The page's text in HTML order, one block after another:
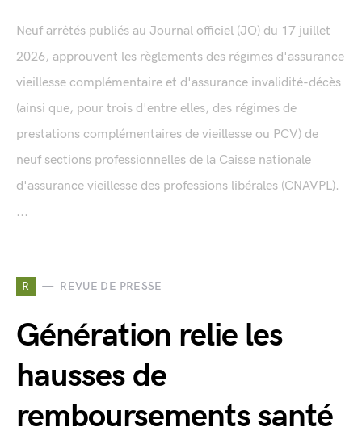
Neuf arrêtés publiés au Journal officiel (JO) du 17 juillet
2026, approuvent les règlements des régimes d'assurance
vieillesse complémentaire et d'assurance invalidité-décès
(ainsi que, pour trois d'entre elles, des régimes de
prestations complémentaires de vieillesse ou PCV) de
neuf sections professionnelles de la Caisse nationale
d'assurance vieillesse des professions libérales (CNAVPL).
...
R REVUE DE PRESSE
Génération relie les
hausses de
remboursements santé